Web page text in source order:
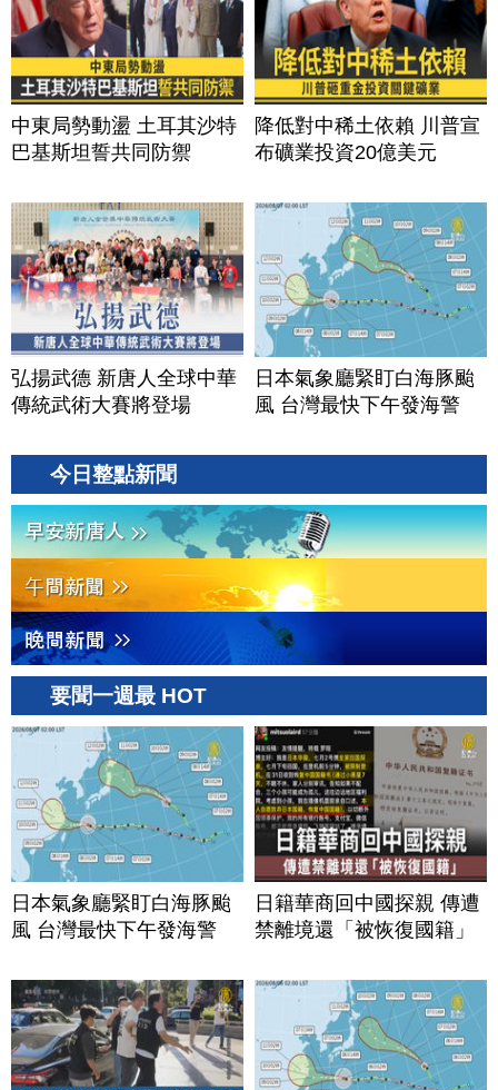
中東局勢動盪 土耳其沙特
巴基斯坦誓共同防禦
降低對中稀土依賴 川普宣
布礦業投資20億美元
弘揚武德 新唐人全球中華
傳統武術大賽將登場
日本氣象廳緊盯白海豚颱
風 台灣最快下午發海警
今日整點新聞
要聞一週最 HOT
日本氣象廳緊盯白海豚颱
風 台灣最快下午發海警
日籍華商回中國探親 傳遭
禁離境還「被恢復國籍」